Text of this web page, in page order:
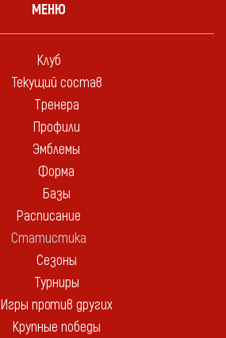
МЕНЮ
Клуб
Текущий состав
Тренера
Профили
Эмблемы
Форма
Базы
Расписание
Статистика
Сезоны
Турниры
Игры против других
Крупные победы